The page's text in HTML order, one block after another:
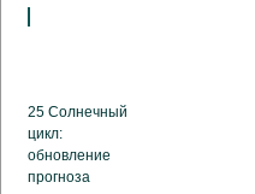
25 Солнечный
цикл:
обновление
прогноза